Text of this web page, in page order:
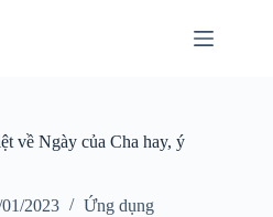
về Ngày của Cha hay, ý
2023 Ứng dụng